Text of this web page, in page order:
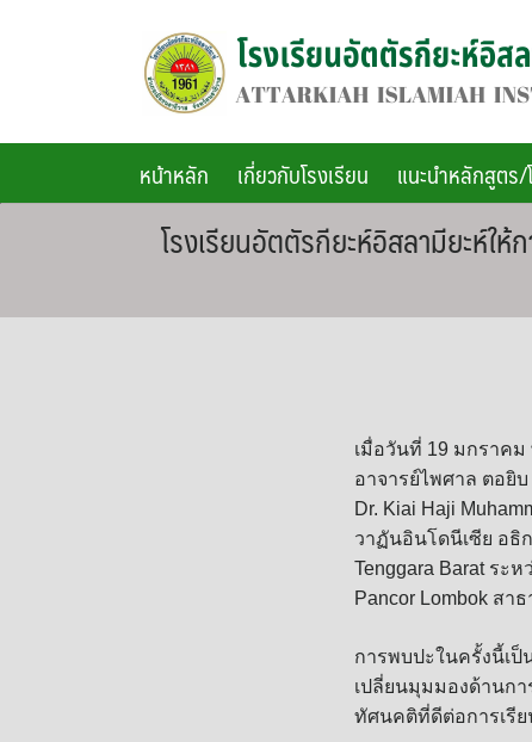
หน้าหลัก เกี่ยวกับโรงเรียน แนะนำหลักสูตร
โรงเรียนอัตตัรกียะห์อิสลามียะห์
เมื่อวันที่ 19 มกราคม
อาจารย์ไพศาล ตอยิ
Dr. Kiai Haji
วาฏันอินโดนีเซีย อธิ
Tenggara Barat ระ
Pancor Lombok สา
การพบปะในครั้งนี้เ
เปลี่ยนมุมมองด้านกา
ทัศนคติที่ดีต่อการเรี